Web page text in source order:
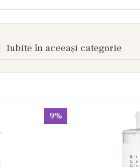
Iubite în aceeași categorie
9%